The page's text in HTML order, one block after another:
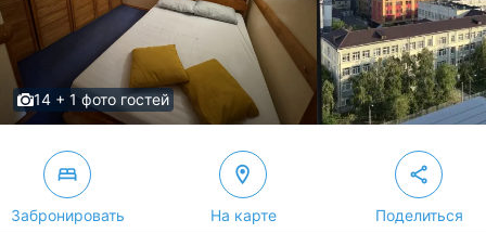
14 + 1 фото гостей
Забронировать На карте Поделиться